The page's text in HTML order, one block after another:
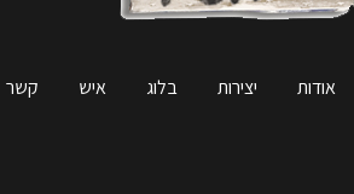
יצירות בלוג איש קשר